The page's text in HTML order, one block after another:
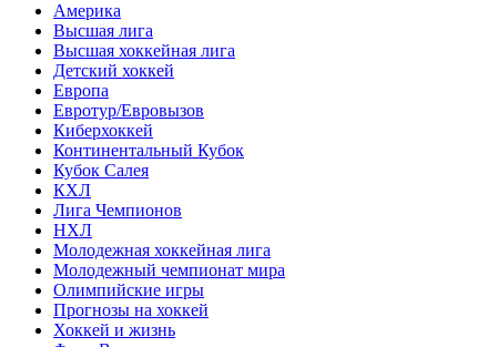
Америка
Высшая лига
Высшая хоккейная лига
Детский хоккей
Европа
Евротур/Евровызов
Киберхоккей
Континентальный Кубок
Кубок Салея
КХЛ
Лига Чемпионов
НХЛ
Молодежная хоккейная лига
Молодежный чемпионат мира
Олимпийские игры
Прогнозы на хоккей
Хоккей и жизнь